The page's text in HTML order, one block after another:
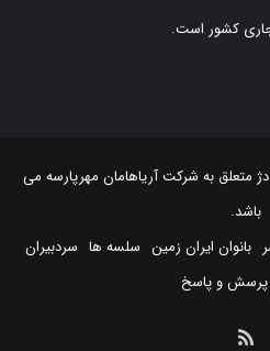
جاری کشور است.
متعلق به شرکت آریاهامان مهرپارسه می
باشد.
بانوان ایران زمین سلسه ها سردبیران
پرسش و پاسخ
خوراک